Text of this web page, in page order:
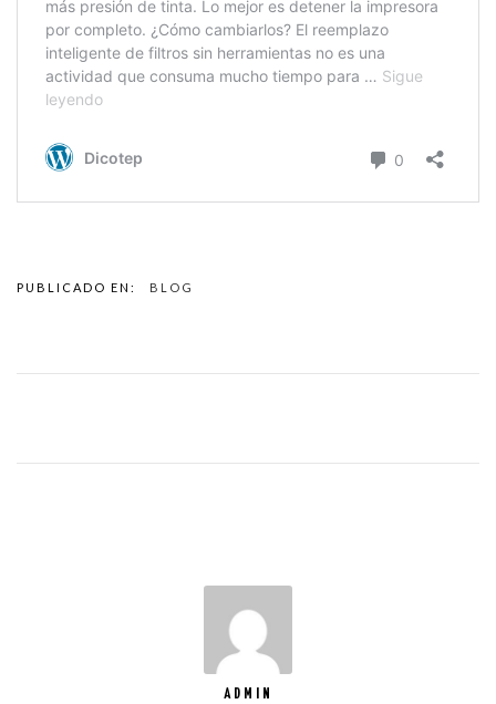
PUBLICADO EN: BLOG
ADMIN